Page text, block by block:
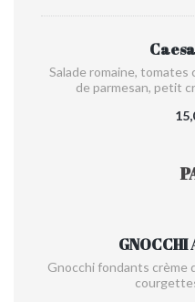
Salade romaine, tomates
de parmesan, petit
GNOCCHI
Gnocchi fondants